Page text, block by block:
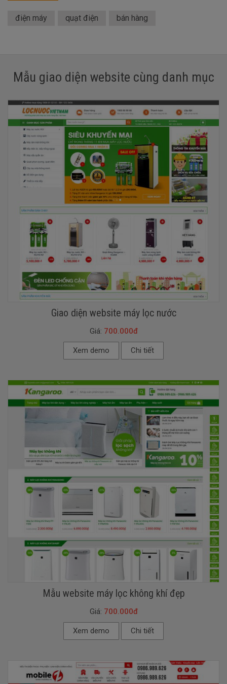
điện máy quạt điện bán hàng
Mẫu giao diện website cùng danh mục
Giao diện website máy lọc nước
Giá: 700.000đ
Xem demo Chi tiết
Mẫu website máy lọc không khí đẹp
Giá: 700.000đ
Xem demo Chi tiết